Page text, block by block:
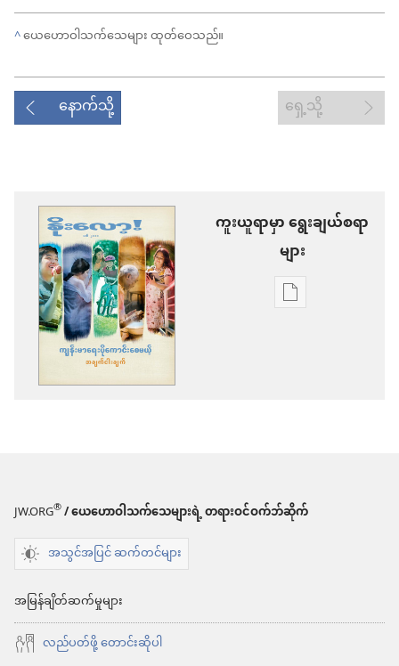
^ယေဟောဝါသက်သေများ ထုတ်ဝေသည်။
နောက်သို့ ရှေ့သို့
ကူးယူရာမှာ ရွေးချယ်စရာ
များ
စာပေ
များ
JW.ORG®/ ယေဟောဝါသက်သေများရဲ့ တရားဝင်ဝက်ဘ်ဆိုက်
အသွင်အပြင် ဆက်တင်များ
အမြန်ချိတ်ဆက်မှုများ
လည်ပတ်ဖို့ တောင်းဆိုပါ